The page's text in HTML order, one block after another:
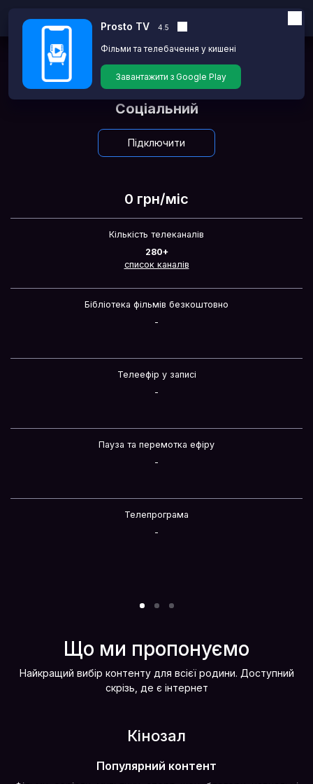
Головна Тарифи
Соціальний
Підключити
0 грн/міс
Кількість телеканалів
280+
список каналів
Бібліотека фільмів безкоштовно
-
Телеефір у записі
-
Пауза та перемотка ефіру
-
Телепрограма
-
Що ми пропонуємо
Найкращий вибір контенту для всієї родини. Доступний
скрізь, де є інтернет
Кінозал
Популярний контент
Prosto TV 4.5
Фільми та телебачення у кишені
Завантажити з Google Play